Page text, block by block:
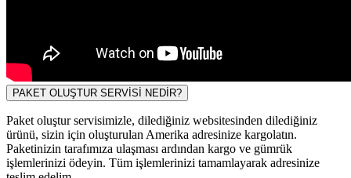
PAKET OLUŞTUR SERVİSİ NEDİR?
Paket oluştur servisimizle, dilediğiniz websitesinden dilediğiniz
ürünü, sizin için oluşturulan Amerika adresinize kargolatın.
Paketinizin tarafımıza ulaşması ardından kargo ve gümrük
işlemlerinizi ödeyin. Tüm işlemlerinizi tamamlayarak adresinize